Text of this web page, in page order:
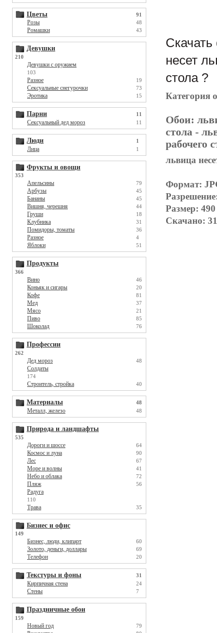
Цветы 91
Розы 48
Ромашки 43
Девушки
210
Девушки с оружием
103
Разное 19
Сексуальные снегурочки 73
Эротика 15
Парни 11
Сексуальный дед мороз 11
Люди 1
Лица 1
Фрукты и овощи
353
Апельсины 79
Арбузы 45
Бананы 45
Вишня, черешня 44
Груши 18
Клубника 31
Помидоры, томаты 36
Разное 4
Яблоки 51
Продукты
366
Вино 46
Коньяк и сигары 20
Кофе 81
Мед 37
Мясо 21
Пиво 85
Шоколад 76
Профессии
262
Дед мороз 48
Солдаты
174
Строитель, стройка 40
Материалы 48
Металл, железо 48
Природа и ландшафты
535
Дороги и шоссе 64
Космос и луна 90
Лес 67
Море и волны 41
Небо и облака 72
Пляж 56
Радуга
110
Трава 35
Бизнес и офис
149
Бизнес, люди, клипарт 60
Золото, деньги, доллары 69
Телефон 20
Текстуры и фоны 31
Кирпичная стена 24
Стены 7
Праздничные обои
159
Новый год 79
Скачать
несет
стола ?
Категория
Обои:
стола-
рабочего
львица
Формат:
Размер:
Скачано: